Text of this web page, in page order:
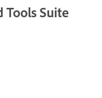
Tools Suite